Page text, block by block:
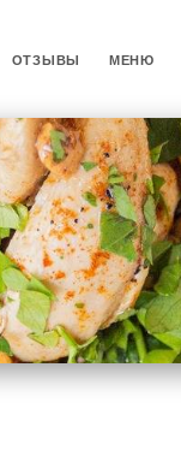
ОТЗЫВЫ МЕНЮ